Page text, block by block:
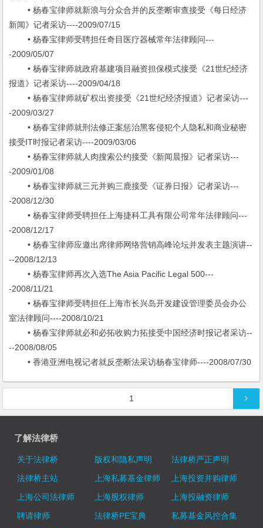
• 杨春宝律师就新浪与分众合并的反垄断审查接受《每日经济
新闻》记者采访----2009/07/15
• 杨春宝律师受聘担任奇目医疗器械常年法律顾问---
-2009/05/07
• 杨春宝律师就政府基建项目融资担保模式接受《21世纪经济
报道》记者采访----2009/04/18
• 杨春宝律师就矿权出资接受《21世纪经济报道》记者采访---
-2009/03/27
• 杨春宝律师就刑法修正案惩治黑客侵犯个人隐私和商业秘密
接受IT时报记者采访----2009/03/06
• 杨春宝律师就人肉搜索公约接受《新闻晨报》记者采访---
-2009/01/08
• 杨春宝律师就三元并购三鹿接受《证券日报》记者采访---
-2008/12/30
• 杨春宝律师受聘担任上海捷科工具有限公司常年法律顾问---
-2008/12/17
• 杨春宝律师应邀出席律师网络营销高峰论坛并发表主题演讲--
--2008/12/13
• 杨春宝律师再次入选The Asia Pacific Legal 500---
-2008/11/21
• 杨春宝律师受聘担任上海市长兴岛开发建设管理委员会办公
室法律顾问----2008/10/21
• 杨春宝律师就必和必拓收购力拓接受中国经济时报记者采访--
--2008/08/05
• 香港亚洲电视记者就反垄断法采访杨春宝律师----2008/07/30
1
了解法律桥
关于法律桥 版权和隐私声明
法律桥严正声明
法律桥主站
上海私募基金律师
上海投资并购律师
上海公司法律师
上海股权律师
上海投融资律师
聘请律师
法律桥PE宝典
私募基金风控合集